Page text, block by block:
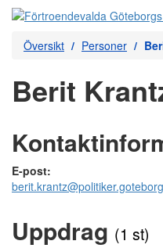
Översikt Personer
Berit
E-post:
Uppdrag (1 st)